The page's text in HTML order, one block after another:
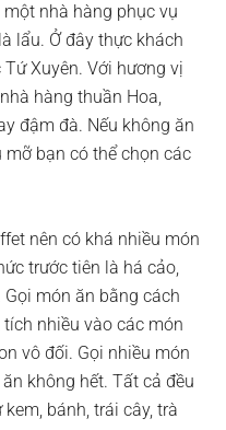
nhà hàng phục vụ
lẩu. Ở đây thực khách
Xuyên. Với hương vị
hàng thuần Hoa,
đậm đà. Nếu không ăn
bạn có thể chọn các
nên có khá nhiều món
trước tiên là há cảo,
món ăn bằng cách
nhiều vào các món
vô đối. Gọi nhiều món
không hết. Tất cả đều
bánh, trái cây, trà